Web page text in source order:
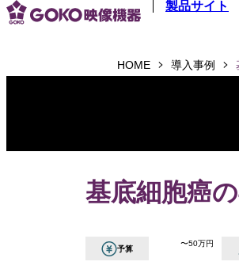
メインコンテンツへスキップ
製品サイト
HOME 導入事例
基底細胞癌
予算
〜50万円